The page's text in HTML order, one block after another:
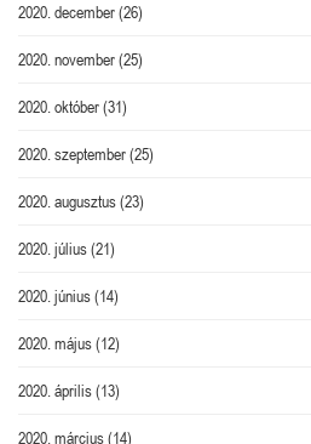
2020. december(26)
2020. november(25)
2020. október(31)
2020. szeptember(25)
2020. augusztus(23)
2020. július(21)
2020. június(14)
2020. május(12)
2020. április(13)
2020. március(14)